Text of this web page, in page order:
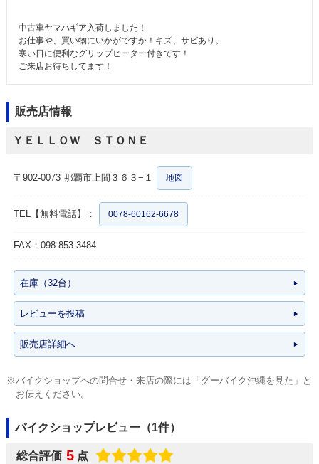
中古車ヤマハギア入荷しました！
お仕事や、買い物にいかがですか！キズ、サビあり。
寒い日に便利なグリップヒーター付きです！
ご来店お待ちしてます！
販売店情報
ＹＥＬＬＯＷ ＳＴＯＮＥ
〒902-0073 那覇市上間３６３−１ 地図
TEL【無料電話】： 0078-60162-6678
FAX：098-853-3484
在庫（32台）
レビューを投稿
販売店詳細へ
※バイクショップへの問合せ・来店の際には「グーバイク沖縄を見た」と
お伝えください。
バイクショップレビュー（1件）
総合評価 5 点